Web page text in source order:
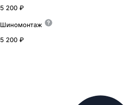
5 200 ₽
Шиномонтаж
5 200 ₽